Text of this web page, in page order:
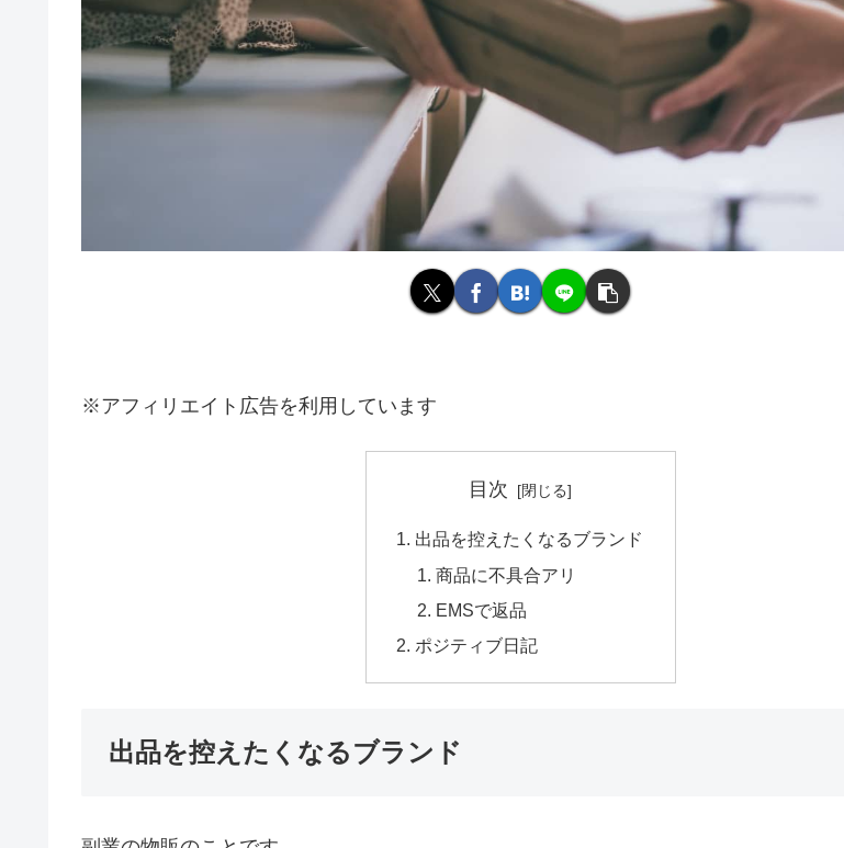
※アフィリエイト広告を利用しています
目次
出品を控えたくなるブランド
商品に不具合アリ
EMSで返品
ポジティブ日記
出品を控えたくなるブランド